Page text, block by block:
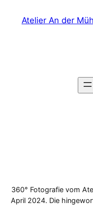
InhaltAtelier An der
360° Fotografie vom
April 2024. Die